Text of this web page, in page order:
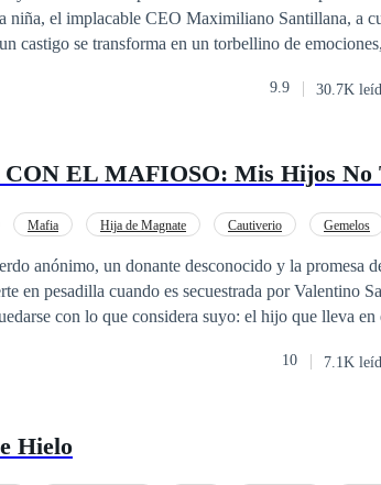
niña, el implacable CEO Maximiliano Santillana, a
castigo se transforma en un torbellino de
decidir si lucha por su dignidad… o se deja
9.9 30.7K
Mafia Hija de Magnate Cautiverio
Gemelos
anónimo, un donante desconocido y la promesa
en pesadilla cuando es secuestrada por Valentino
con lo que considera suyo: el hijo que lleva en
la oscuridad que Valentino lleva dentro. Porque el
10 7.1K
Hielo